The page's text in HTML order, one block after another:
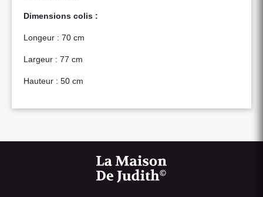
Dimensions colis :
Longeur : 70 cm
Largeur : 77 cm
Hauteur : 50 cm